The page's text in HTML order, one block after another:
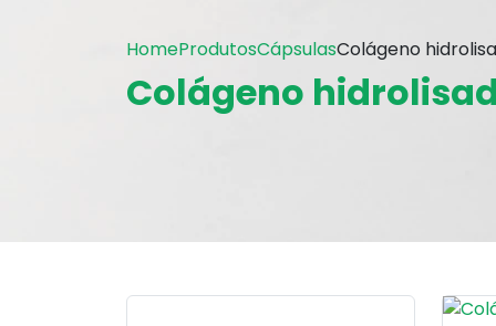
HomeProdutosCápsulasColágeno
Colágeno